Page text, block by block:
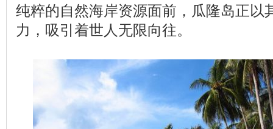
纯粹的自然海岸资源面前，瓜隆岛正以
力，吸引着世人无限向往。